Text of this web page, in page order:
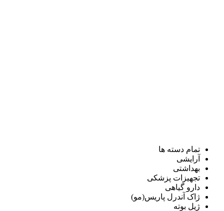
تمام دسته ها
آرایشی
بهداشتی
تجهیزات پزشکی
دارو گیاهی
ژاک آندرل پاریس(مو)
ژیل بوته